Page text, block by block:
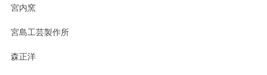
おかけしました。 ありがとうございます。
宮内窯
宮島工芸製作所
森正洋